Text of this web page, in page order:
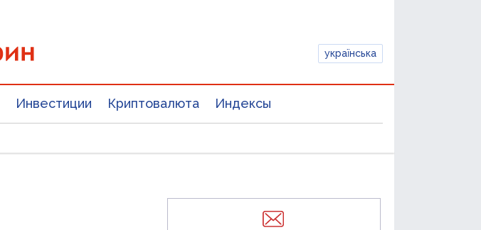
українська
Инвестиции Криптовалюта Индексы